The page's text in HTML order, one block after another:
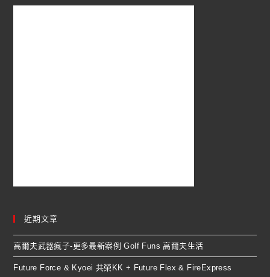
近期文章
高爾夫武器瘋子-更多最新案例 Golf Funs 高爾夫生活
Future Force & Kyoei 共榮KK + Future Flex & FireExpress